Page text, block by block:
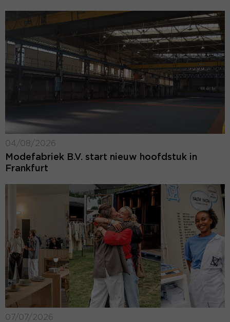
04/08/2026
Modefabriek B.V. start nieuw hoofdstuk in
Frankfurt
07/07/2026